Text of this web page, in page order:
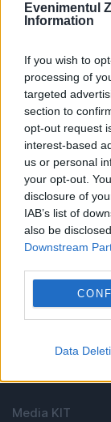
Evenimentul
Information
If you wish to
processing of
targeted
section to
opt-out request
interest-based
us or personal
your opt-out.
disclosure of
IAB’s list of
also be
Downstream
Data
într-o
Cel mai
Evenimentul
celor care
relevante din
Linkuri
Media KIT